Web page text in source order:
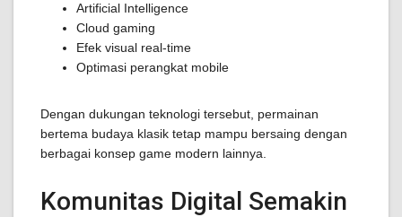
Artificial Intelligence
Cloud gaming
Efek visual real-time
Optimasi perangkat mobile
Dengan dukungan teknologi tersebut, permainan
bertema budaya klasik tetap mampu bersaing dengan
berbagai konsep game modern lainnya.
Komunitas Digital Semakin